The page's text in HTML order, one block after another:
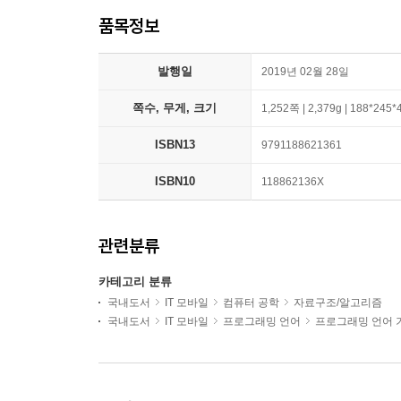
품목정보
발행일 2019년 02월 28일
쪽수, 무게, 크기 1,252쪽 | 2,379g |
ISBN13 9791188621361
ISBN10 118862136X
관련분류
카테고리 분류
국내도서 IT 모바일 컴퓨터 공학
자료구조/알고리즘
국내도서
IT 모바일 프로그래밍 언어 프로그래밍 언어